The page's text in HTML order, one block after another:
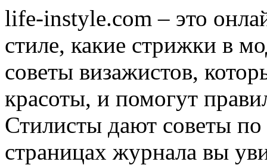
life-instyle.com – это
стиле, какие стрижки в
советы визажистов,
красоты, и помогут
Стилисты дают советы
страницах журнала вы